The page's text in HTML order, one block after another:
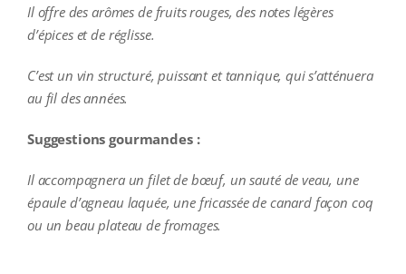
Il offre des arômes de fruits rouges, des notes légères
d’épices et de réglisse.
C’est un vin structuré, puissant et tannique, qui s’atténuera
au fil des années.
Suggestions gourmandes :
Il accompagnera un filet de bœuf, un sauté de veau, une
épaule d’agneau laquée, une fricassée de canard façon coq
ou un beau plateau de fromages.